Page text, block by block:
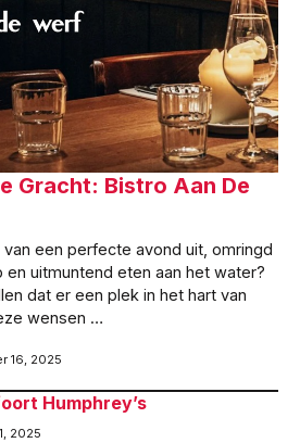
Gracht: Bistro Aan De
een perfecte avond uit, omringd
uitmuntend eten aan het water?
dat er een plek in het hart van
wensen …
16, 2025
Humphrey’s
2025